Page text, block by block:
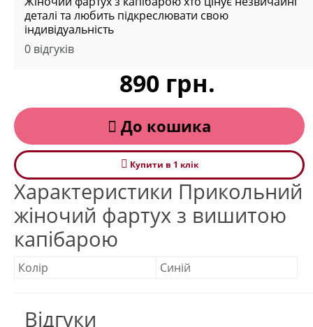
деталі та любить підкреслювати свою
індивідуальність
0 відгуків
890 грн.
До кошика
Купити в 1 клiк
Характеристики Прикольний
жіночий фартух з вишитою
капібарою
Колір Cиній
Відгуки